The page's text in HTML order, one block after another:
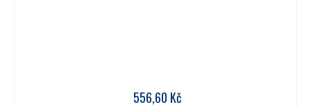
556,60 Kč